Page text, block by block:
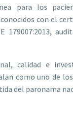
para los
con el
179007:2013,
calidad e
como uno de
del paronama